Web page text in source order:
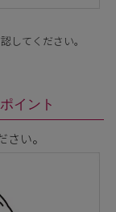
してください。
イント
い。